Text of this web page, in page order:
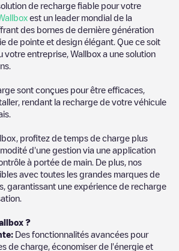
de recharge fiable pour votre
est un leader mondial de la
des bornes de dernière génération
de pointe et design élégant. Que ce soit
votre entreprise, Wallbox a une solution
sont conçues pour être efficaces,
rendant la recharge de votre véhicule
profitez de temps de charge plus
d'une gestion via une application
à portée de main. De plus, nos
avec toutes les grandes marques de
garantissant une expérience de recharge
?
Des fonctionnalités avancées pour
de charge, économiser de l'énergie et